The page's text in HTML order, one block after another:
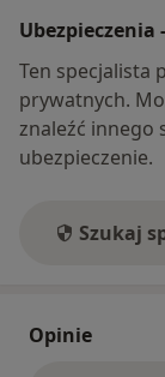
Ten specjalista
prywatnych.
znaleźć innego
ubezpieczenie.
Szukaj
Opinie